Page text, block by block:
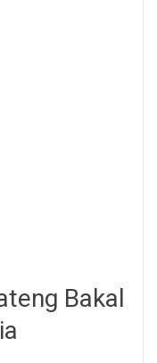
Bakal